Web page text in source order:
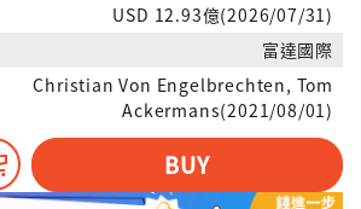
USD 12.93億(2026/07/31)
富達國際
Christian Von Engelbrechten, Tom
Ackermans(2021/08/01)
BUY